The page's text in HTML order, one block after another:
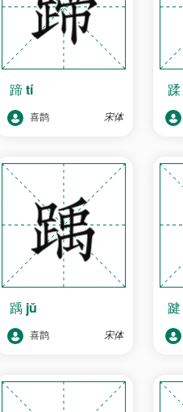
蹄tí
喜鹊 宋体
蹂
踽 jǔ
喜鹊 宋体
踺